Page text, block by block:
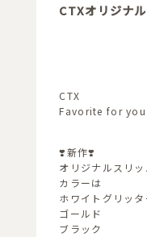
CTXオリジナ
CTX
Favorite for
❣️新作❣️
オリジナルスリッ
カラーは
ホワイトグリッタ
ゴールド
ブラック